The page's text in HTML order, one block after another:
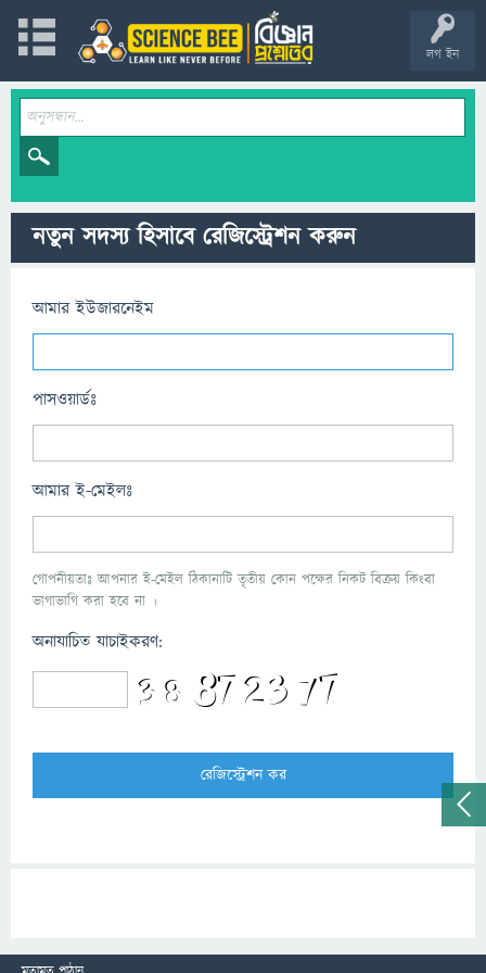
লগ ইন
নতুন সদস্য হিসাবে রেজিস্ট্রেশন করুন
আমার ইউজারনেইম
পাসওয়ার্ডঃ
আমার ই-মেইলঃ
গোপনীয়তাঃ আপনার ই-মেইল ঠিকানাটি তৃতীয় কোন পক্ষের নিকট বিক্রয় কিংবা
ভাগাভাগি করা হবে না ।
অনাযাচিত যাচাইকরণ: